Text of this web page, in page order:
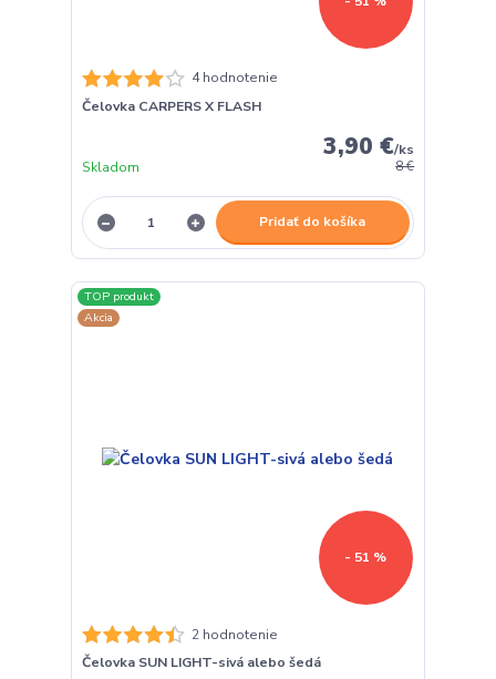
4 hodnotenie
Čelovka CARPERS X FLASH
8 €
3,90 €/ks
Skladom
Pridať do košíka
TOP produkt
Akcia
- 51 %
2 hodnotenie
Čelovka SUN LIGHT-sivá alebo šedá